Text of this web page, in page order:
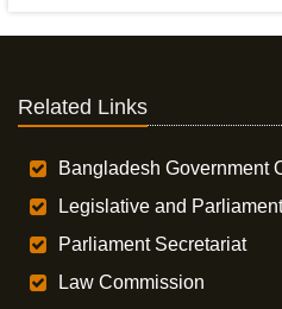
Related Links
Bangladesh Government
Legislative and
Parliament Secretariat
Law Commission